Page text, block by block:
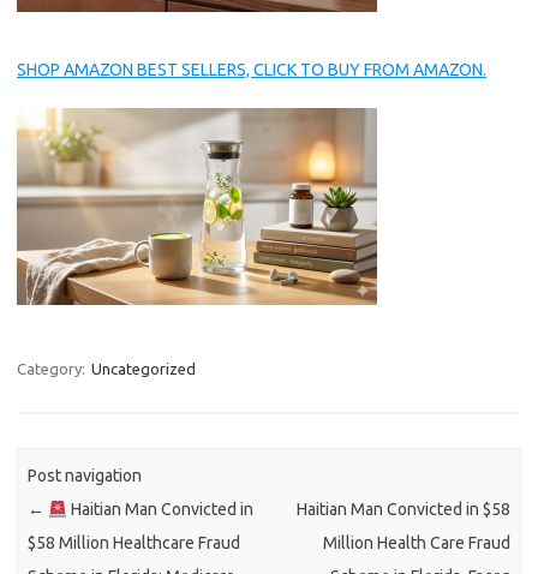
SHOP AMAZON BEST SELLERS, CLICK TO BUY FROM AMAZON.
Category: Uncategorized
Post navigation
←
Haitian Man Convicted in
$58 Million Healthcare Fraud
Haitian Man Convicted in $58
Million Health Care Fraud